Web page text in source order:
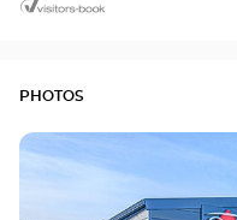
PHOTOS